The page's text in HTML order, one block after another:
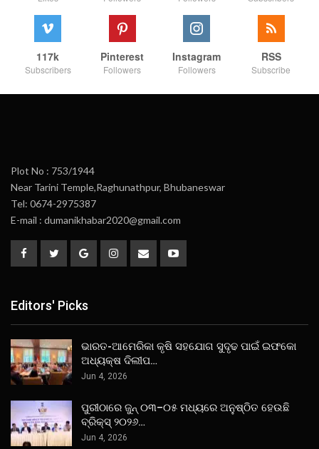
117k
Subscribers
Pinterest
Followers
Instagram
Followers
RSS
Subscribe
Plot No : 753/1944
Near Tarini Temple,Raghunathpur, Bhubaneswar
Tel: 0674-2975387
E-mail : dumanikhabar2020@gmail.com
Editors' Picks
ଭାରତ-ଆମେରିକା କୃଷି ସହଯୋଗ ସୁଦୃଢ ପାଇଁ ଇଫକୋ
ଅଧ୍ୟକ୍ଷ ଦିଲୀପ…
Jun 4, 2026
ପୁରୀଠାରେ ଜୁନ୍ ୦୩–୦୫ ମଧ୍ୟରେ ଅନୁଷ୍ଠିତ ହେଉଛି
ବ୍ରିକ୍ସ୍ ୨୦୨୬…
Jun 4, 2026